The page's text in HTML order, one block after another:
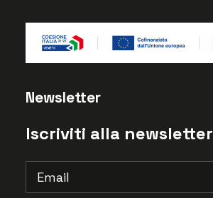
Newsletter
Iscriviti alla newsletter